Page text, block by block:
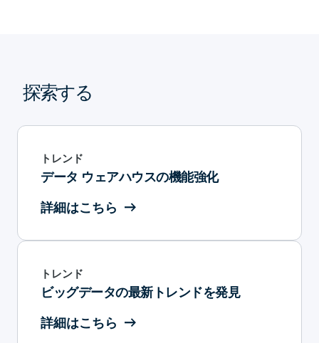
探索する
トレンド
データ ウェアハウスの機能強化
詳細はこちら
トレンド
ビッグデータの最新トレンドを発見
詳細はこちら